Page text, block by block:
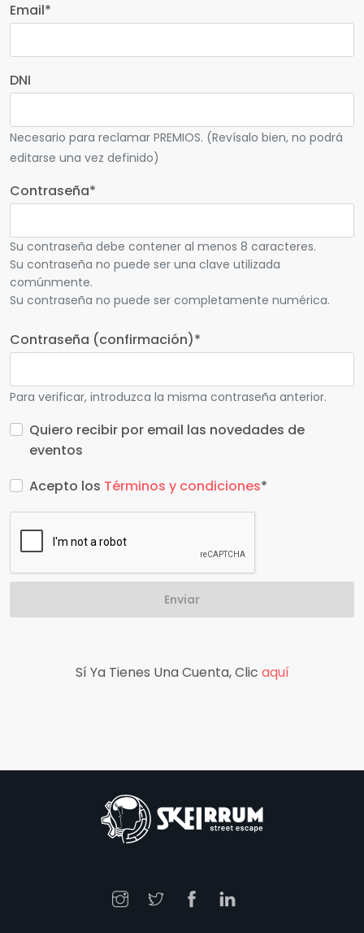
Email*
DNI
Necesario para reclamar PREMIOS. (Revísalo bien, no podrá
editarse una vez definido)
Contraseña*
Su contraseña debe contener al menos 8 caracteres.
Su contraseña no puede ser una clave utilizada
comúnmente.
Su contraseña no puede ser completamente numérica.
Contraseña (confirmación)*
Para verificar, introduzca la misma contraseña anterior.
Quiero recibir por email las novedades de
eventos
Acepto los Términos y condiciones*
Enviar
Sí Ya Tienes Una Cuenta, Clic aquí